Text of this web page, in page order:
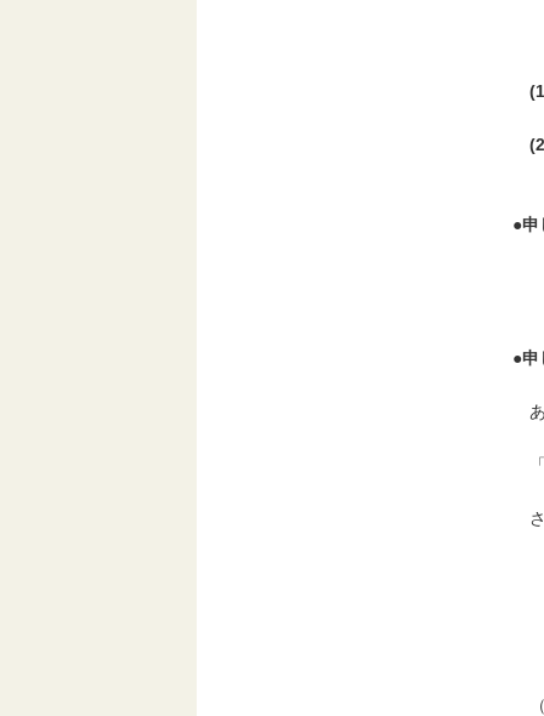
（
ま
(
(
●申
三
●申
決
あ
広
「
広
さ
デ
デ
そ
申
（